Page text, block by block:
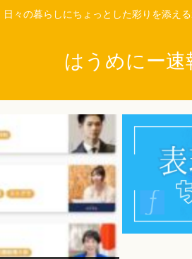
日々の暮らしにちょっとした彩りを添え
はうめにー速